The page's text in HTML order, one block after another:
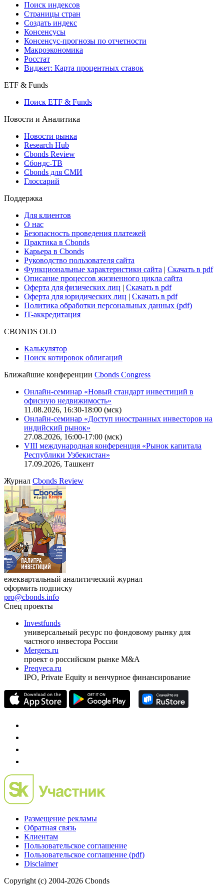
Поиск индексов
Страницы стран
Создать индекс
Консенсусы
Консенсус-прогнозы по отчетности
Макроэкономика
Росстат
Виджет: Карта процентных ставок
ETF & Funds
Поиск ETF & Funds
Новости и Аналитика
Новости рынка
Research Hub
Cbonds Review
Сбондс-ТВ
Cbonds для СМИ
Глоссарий
Поддержка
Для клиентов
О нас
Безопасность проведения платежей
Практика в Cbonds
Карьера в Cbonds
Руководство пользователя сайта
Функциональные характеристики сайта | Скачать в pdf
Описание процессов жизненного цикла сайта
Оферта для физических лиц | Скачать в pdf
Оферта для юридических лиц | Скачать в pdf
Политика обработки персональных данных (pdf)
IT-аккредитация
CBONDS OLD
Калькулятор
Поиск котировок облигаций
Ближайшие конференции Cbonds Congress
Онлайн-семинар «Новый стандарт инвестиций в
офисную недвижимость»
11.08.2026, 16:30-18:00 (мск)
Онлайн-семинар «Доступ иностранных инвесторов на
индийский рынок»
27.08.2026, 16:00-17:00 (мск)
VIII международная конференция «Рынок капитала
Республики Узбекистан»
17.09.2026, Ташкент
Журнал Cbonds Review
ежеквартальный аналитический журнал
оформить подписку
pro@cbonds.info
Спец проекты
Investfunds
универсальный ресурс по фондовому рынку для
частного инвестора России
Mergers.ru
проект о российском рынке M&A
Preqveca.ru
IPO, Private Equity и венчурное финансирование
Размещение рекламы
Обратная связь
Клиентам
Пользовательское соглашение
Пользовательское соглашение (pdf)
Disclaimer
Copyright (c) 2004-2026 Cbonds